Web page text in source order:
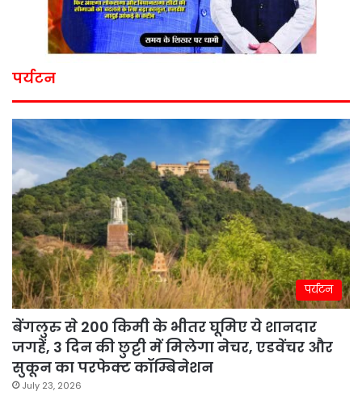
पर्यटन
पर्यटन
बेंगलुरु से 200 किमी के भीतर घूमिए ये शानदार
जगहें, 3 दिन की छुट्टी में मिलेगा नेचर, एडवेंचर और
सुकून का परफेक्ट कॉम्बिनेशन
July 23, 2026